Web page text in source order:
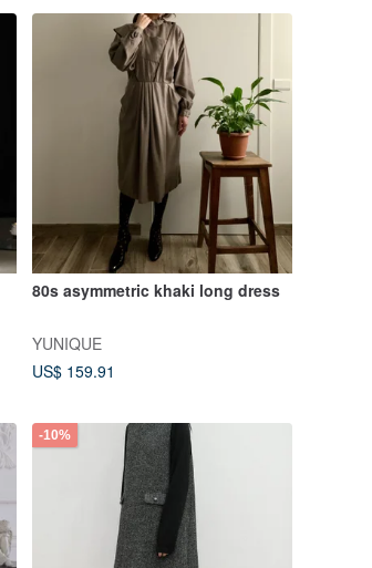
80s asymmetric khaki long dress
YUNIQUE
US$ 159.91
-10%